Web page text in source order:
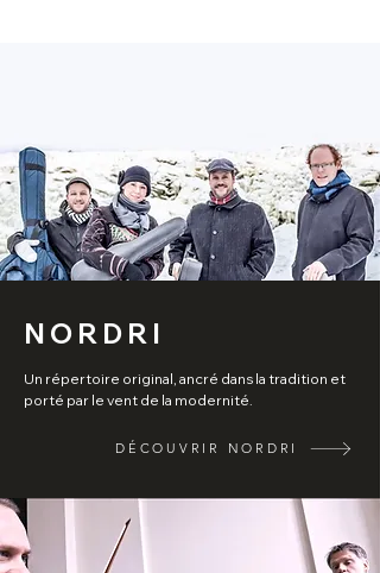
N O R D R I
Un répertoire original, ancré dans la tradition et
porté par le vent de la modernité.
DÉCOUVRIR NORDRI